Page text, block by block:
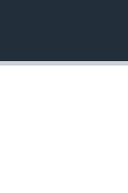
ကျော်